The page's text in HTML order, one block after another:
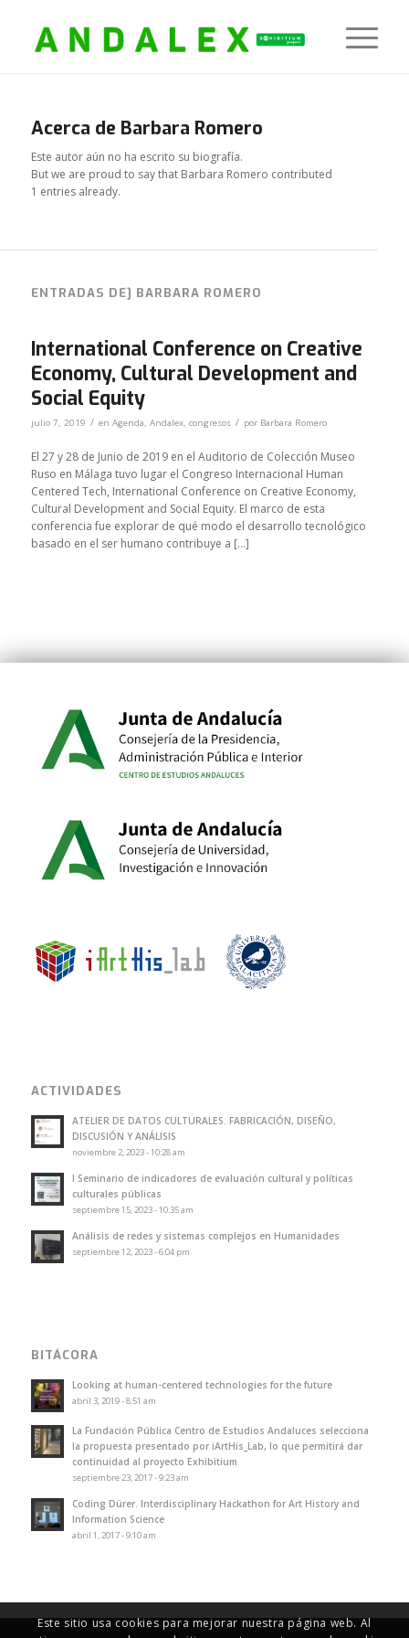
Acerca de Barbara Romero
Este autor aún no ha escrito su biografía.
But we are proud to say that Barbara Romero contributed
1 entries already.
ENTRADAS DE] BARBARA ROMERO
International Conference on Creative
Economy, Cultural Development and
Social Equity
julio 7, 2019 / en Agenda, Andalex, congresos / por Barbara Romero
El 27 y 28 de Junio de 2019 en el Auditorio de Colección Museo
Ruso en Málaga tuvo lugar el Congreso Internacional Human
Centered Tech, International Conference on Creative Economy,
Cultural Development and Social Equity. El marco de esta
conferencia fue explorar de qué modo el desarrollo tecnológico
basado en el ser humano contribuye a […]
ACTIVIDADES
ATELIER DE DATOS CULTURALES. FABRICACIÓN, DISEÑO,
DISCUSIÓN Y ANÁLISIS
noviembre 2, 2023 - 10:28 am
I Seminario de indicadores de evaluación cultural y políticas
culturales públicas
septiembre 15, 2023 - 10:35 am
Análisis de redes y sistemas complejos en Humanidades
septiembre 12, 2023 - 6:04 pm
BITÁCORA
Looking at human-centered technologies for the future
abril 3, 2019 - 8:51 am
La Fundación Pública Centro de Estudios Andaluces selecciona
la propuesta presentado por iArtHis_Lab, lo que permitirá dar
continuidad al proyecto Exhibitium
septiembre 23, 2017 - 9:23 am
Coding Dürer. Interdisciplinary Hackathon for Art History and
Information Science
abril 1, 2017 - 9:10 am
Este sitio usa cookies para mejorar nuestra página web. Al